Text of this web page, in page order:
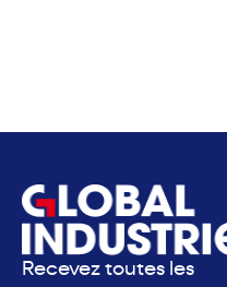
Recevez toutes les